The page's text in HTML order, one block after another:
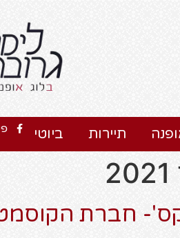
תיירות ביוטי
חברת